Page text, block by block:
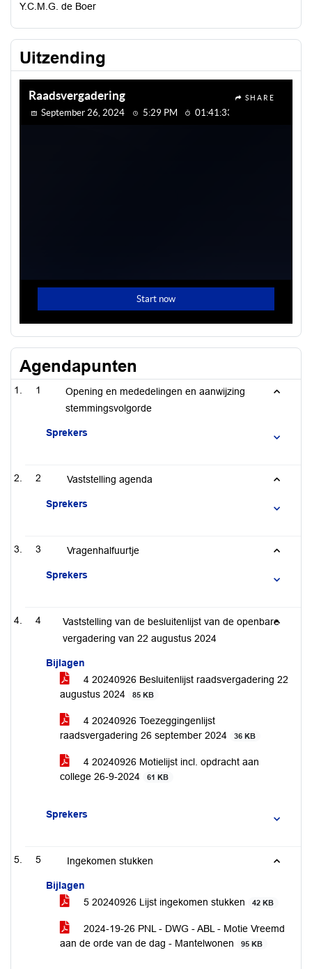
Y.C.M.G. de Boer
Uitzending
Agendapunten
1
Opening en mededelingen en aanwijzing
stemmingsvolgorde
Sprekers
2 Vaststelling agenda
Sprekers
3 Vragenhalfuurtje
Sprekers
4
Vaststelling van de besluitenlijst van de openbare
vergadering van 22 augustus 2024
Bijlagen
4 20240926 Besluitenlijst raadsvergadering 22
augustus 2024
85 KB
4 20240926 Toezeggingenlijst
raadsvergadering 26 september 2024
36 KB
4 20240926 Motielijst incl. opdracht aan
college 26-9-2024
61 KB
Sprekers
5 Ingekomen stukken
Bijlagen
5 20240926 Lijst ingekomen stukken
42 KB
2024-19-26 PNL - DWG - ABL - Motie Vreemd
aan de orde van de dag - Mantelwonen
95 KB